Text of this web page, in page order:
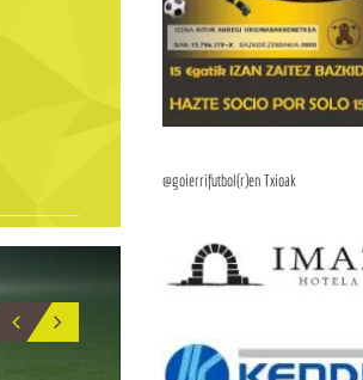
@goierrifutbol(r)en Txioak